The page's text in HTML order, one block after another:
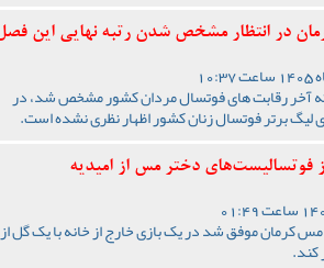
در انتظار مشخص شدن رتبه نهایی این
آخر رقابت های فوتسال مردان کشور مشخص شد، در
لیگ برتر فوتسال زنان کشور اظهار نظری نشده است.
کرمان موفق شد در یک بازی خارج از خانه با یک گل از
کند.